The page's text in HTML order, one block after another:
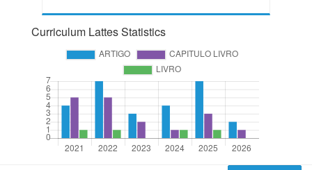
Curriculum Lattes Statistics